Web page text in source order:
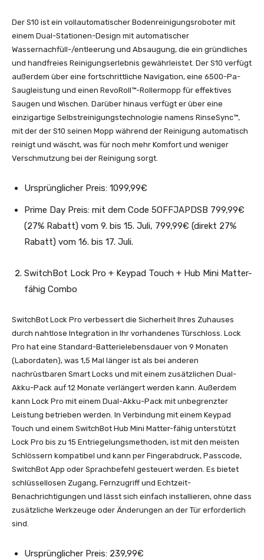
Der S10 ist ein vollautomatischer Bodenreinigungsroboter mit
einem Dual-Stationen-Design mit automatischer
Wassernachfüll-/entleerung und Absaugung, die ein gründliches
und handfreies Reinigungserlebnis gewährleistet. Der S10 verfügt
außerdem über eine fortschrittliche Navigation, eine 6500-Pa-
Saugleistung und einen RevoRoll™-Rollermopp für effektives
Saugen und Wischen. Darüber hinaus verfügt er über eine
einzigartige Selbstreinigungstechnologie namens RinseSync™,
mit der der S10 seinen Mopp während der Reinigung automatisch
reinigt und wäscht, was für noch mehr Komfort und weniger
Verschmutzung bei der Reinigung sorgt.
Ursprünglicher Preis: 1099,99€
Prime Day Preis: mit dem Code 5OFFJAPDSB 799,99€
(27% Rabatt) vom 9. bis 15. Juli, 799,99€ (direkt 27%
Rabatt) vom 16. bis 17. Juli.
SwitchBot Lock Pro + Keypad Touch + Hub Mini Matter-
fähig Combo
SwitchBot Lock Pro verbessert die Sicherheit Ihres Zuhauses
durch nahtlose Integration in Ihr vorhandenes Türschloss. Lock
Pro hat eine Standard-Batterielebensdauer von 9 Monaten
(Labordaten), was 1,5 Mal länger ist als bei anderen
nachrüstbaren Smart Locks und mit einem zusätzlichen Dual-
Akku-Pack auf 12 Monate verlängert werden kann. Außerdem
kann Lock Pro mit einem Dual-Akku-Pack mit unbegrenzter
Leistung betrieben werden. In Verbindung mit einem Keypad
Touch und einem SwitchBot Hub Mini Matter-fähig unterstützt
Lock Pro bis zu 15 Entriegelungsmethoden, ist mit den meisten
Schlössern kompatibel und kann per Fingerabdruck, Passcode,
SwitchBot App oder Sprachbefehl gesteuert werden. Es bietet
schlüssellosen Zugang, Fernzugriff und Echtzeit-
Benachrichtigungen und lässt sich einfach installieren, ohne dass
zusätzliche Werkzeuge oder Änderungen an der Tür erforderlich
sind.
Ursprünglicher Preis: 239,99€